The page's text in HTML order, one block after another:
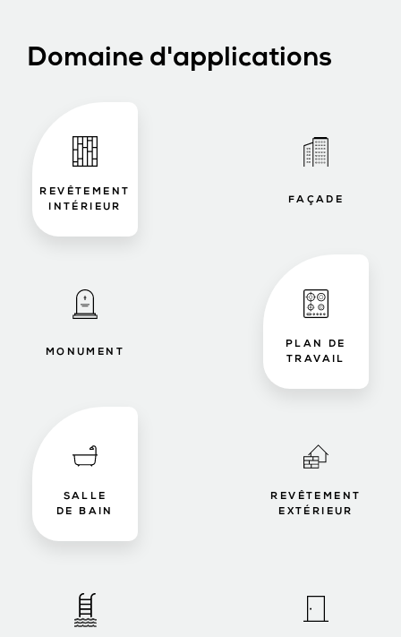
Domaine d'applications
REVÊTEMENT
INTÉRIEUR
FAÇADE
MONUMENT
PLAN DE
TRAVAIL
SALLE
DE BAIN
REVÊTEMENT
EXTÉRIEUR